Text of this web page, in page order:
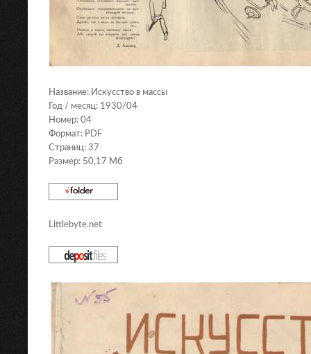
Название: Искусство в массы
Год / месяц: 1930/04
Номер: 04
Формат: PDF
Страниц: 37
Размер: 50,17 Мб
Littlebyte.net